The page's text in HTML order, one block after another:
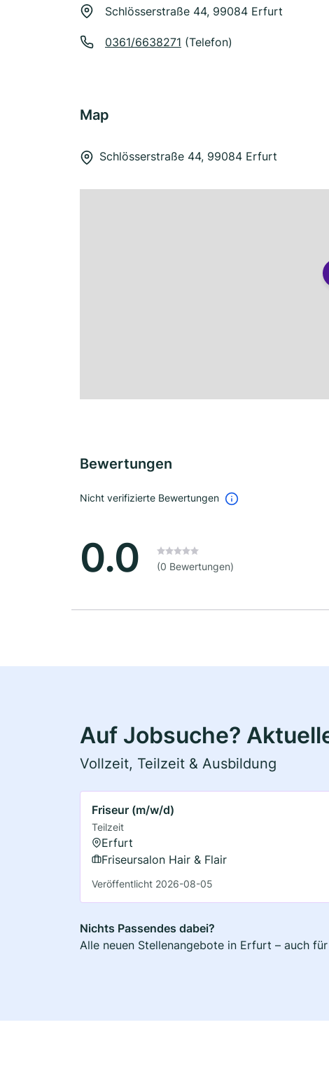
Schlösserstraße 44, 99084 Erfurt
0361/6638271 (Telefon)
Map
Schlösserstraße 44, 99084 Erfurt
Bewertungen
Nicht verifizierte Bewertungen
0.0 (0 Bewertungen)
Auf Jobsuche?
Vollzeit, Teilzeit & Ausbildung
Friseur (m/w/d)
Teilzeit
Erfurt
Friseursalon Hair & Flair
Veröffentlicht 2026-08-05
Nichts Passendes dabei?
Alle neuen Stellenangebote in Erfurt – auch